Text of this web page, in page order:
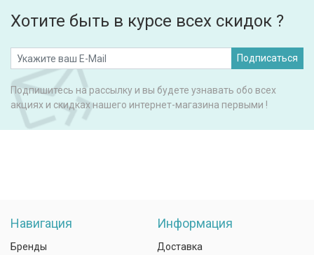
Хотите быть в курсе всех скидок ?
Подписаться
Подпишитесь на рассылку и вы будете узнавать обо всех
акциях и скидках нашего интернет-магазина первыми !
Навигация
Бренды
Информация
Доставка